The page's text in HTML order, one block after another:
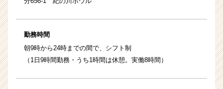
勤務時間
朝9時から24時までの間で、シフト制
（1日9時間勤務・うち1時間は休憩。実働8時間）